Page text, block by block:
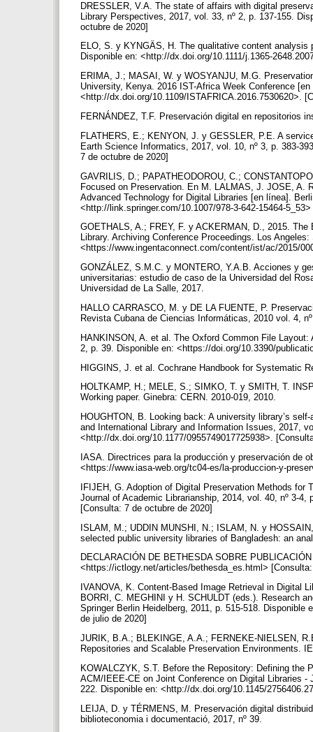
DRESSLER, V.A. The state of affairs with digital
Library Perspectives, 2017, vol. 33, nº 2, p. 137-155.
octubre de 2020]
ELO, S. y KYNGÄS, H. The qualitative content analysis
Disponible en: <http://dx.doi.org/10.1111/j.1365-
ERIMA, J.; MASAI, W. y WOSYANJU, M.G.
University, Kenya. 2016 IST-Africa Week Conference
<http://dx.doi.org/10.1109/ISTAFRICA.2016.7530620>.
FERNÁNDEZ, T.F. Preservación digital en repositorios
FLATHERS, E.; KENYON, J. y GESSLER, P.E. A
Earth Science Informatics, 2017, vol. 10, nº 3, p. 383-
7 de octubre de 2020]
GAVRILIS, D.; PAPATHEODOROU, C.;
Focused on Preservation. En M. LALMAS, J. JOSE, A.
Advanced Technology for Digital Libraries [en línea].
<http://link.springer.com/10.1007/978-3-642-15464-
GOETHALS, A.; FREY, F. y ACKERMAN, D., 2015.
Library. Archiving Conference Proceedings. Los
<https://www.ingentaconnect.com/content/ist/ac/2015/
GONZÁLEZ, S.M.C. y MONTERO, Y.A.B. Acciones y
universitarias: estudio de caso de la Universidad del
Universidad de La Salle, 2017.
HALLO CARRASCO, M. y DE LA FUENTE, P.
Revista Cubana de Ciencias Informáticas, 2010 vol. 4,
HANKINSON, A. et al. The Oxford Common File
2, p. 39. Disponible en: <https://doi.org/10.3390/
HIGGINS, J. et al. Cochrane Handbook for Systematic
HOLTKAMP, H.; MELE, S.; SIMKO, T. y SMITH, T.
Working paper. Ginebra: CERN. 2010-019, 2010.
HOUGHTON, B. Looking back: A university library’s
and International Library and Information Issues, 2017,
<http://dx.doi.org/10.1177/0955749017725938>.
IASA. Directrices para la producción y preservación de
<https://www.iasa-web.org/tc04-es/la-produccion-y-
IFIJEH, G. Adoption of Digital Preservation Methods for
Journal of Academic Librarianship, 2014, vol. 40, nº 3-
[Consulta: 7 de octubre de 2020]
ISLAM, M.; UDDIN MUNSHI, N.; ISLAM, N. y
selected public university libraries of Bangladesh: an
DECLARACIÓN DE BETHESDA SOBRE
<https://ictlogy.net/articles/bethesda_es.html>
IVANOVA, K. Content-Based Image Retrieval in Digital
BORRI, C. MEGHINI y H. SCHULDT (eds.). Research
Springer Berlin Heidelberg, 2011, p. 515-518.
de julio de 2020]
JURIK, B.A.; BLEKINGE, A.A.; FERNEKE-NIELSEN,
Repositories and Scalable Preservation Environments.
KOWALCZYK, S.T. Before the Repository: Defining the
ACM/IEEE-CE on Joint Conference on Digital Libraries
222. Disponible en: <http://dx.doi.org/10.1145/
LEIJA, D. y TÉRMENS, M. Preservación digital
biblioteconomia i documentació, 2017, nº 39.